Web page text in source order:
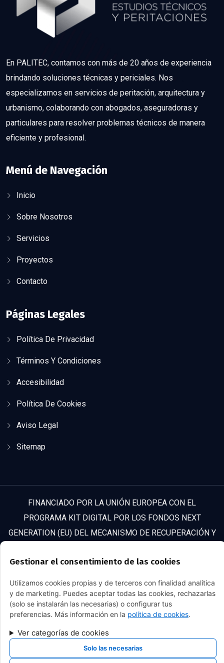
En PALITEC, contamos con más de 20 años de experiencia
brindando soluciones técnicas y periciales. Nos
especializamos en servicios de peritación, arquitectura y
urbanismo, colaborando con abogados, aseguradoras y
particulares para resolver problemas técnicos de manera
eficiente y profesional.
Menú de Navegación
Inicio
Sobre Nosotros
Servicios
Proyectos
Contacto
Páginas Legales
Política De Privacidad
Términos Y Condiciones
Accesibilidad
Política De Cookies
Aviso Legal
Sitemap
FINANCIADO POR LA UNIÓN EUROPEA CON EL
PROGRAMA KIT DIGITAL POR LOS FONDOS NEXT
GENERATION (EU) DEL MECANISMO DE RECUPERACIÓN Y
Copyright © 2025 Todos los derechos reservados. Sitio
web desarrollado y mantenido por Xpandex.
Gestionar el consentimiento de las cookies
Utilizamos cookies propias y de terceros con finalidad analítica
y de marketing. Puedes aceptar todas las cookies, rechazarlas
(solo se instalarán las necesarias) o configurar tus
preferencias. Más información en la política de cookies.
Ver categorías de cookies
Solo las necesarias